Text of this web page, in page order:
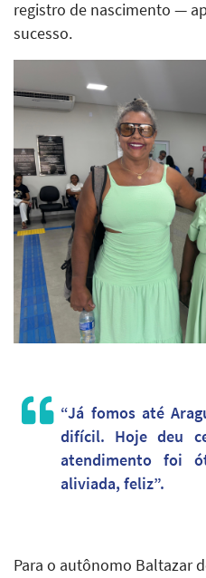
registro de nascimento —
sucesso.
“Já fomos até
difícil. Hoje deu
atendimento foi
aliviada, feliz”.
Para o autônomo Baltazar